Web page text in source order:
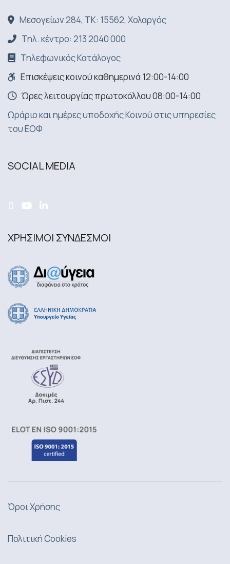
Μεσογείων 284, ΤΚ: 15562, Χολαργός
Τηλ. κέντρο: 213 2040 000
Τηλεφωνικός Κατάλογος
Επισκέψεις κοινού καθημερινά 12:00-14:00
Ώρες λειτουργίας πρωτοκόλλου 08:00-14:00
Ωράριο και ημέρες υποδοχής Κοινού στις υπηρεσίες
του ΕΟΦ
SOCIAL MEDIA
ΧΡΗΣΙΜΟΙ ΣΥΝΔΕΣΜΟΙ
Όροι Χρήσης
Πολιτική Cookies